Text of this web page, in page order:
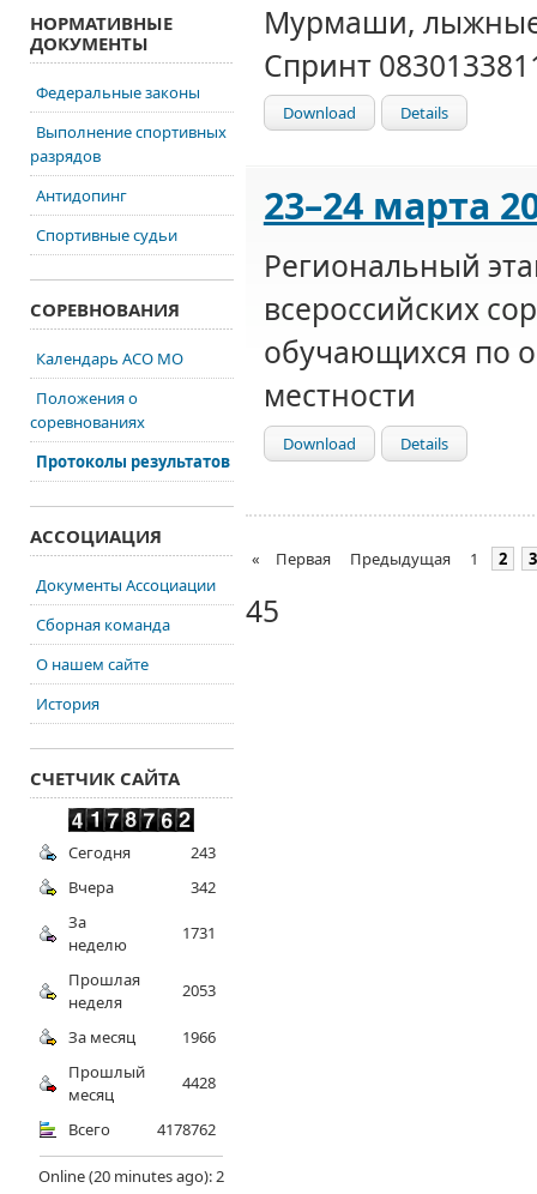
Мурмаши, лыжные
Спринт
Download Details
23–24 марта
Региональный
всероссийских
обучающихся по
местности
Download Details
« Первая Предыдущая 1 2 3
45
НОРМАТИВНЫЕ
ДОКУМЕНТЫ
Федеральные законы
Выполнение спортивных
разрядов
Антидопинг
Спортивные судьи
СОРЕВНОВАНИЯ
Календарь АСО МО
Положения о
соревнованиях
Протоколы результатов
АССОЦИАЦИЯ
Документы Ассоциации
Сборная команда
О нашем сайте
История
СЧЕТЧИК САЙТА
Сегодня
243
Вчера
342
За
неделю
1731
Прошлая
неделя
2053
За месяц
1966
Прошлый
месяц
4428
Всего 4178762
Online (20 minutes ago): 2